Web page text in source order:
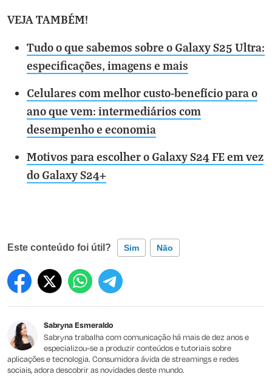
VEJA TAMBÉM!
Tudo o que sabemos sobre o Galaxy S25 Ultra:
especificações, imagens e mais
Celulares com melhor custo-benefício para o
ano que vem: intermediários com
desempenho e economia
Motivos para escolher o Galaxy S24 FE em vez
do Galaxy S24+
Este conteúdo foi útil? Sim Não
Este conteúdo contém informação incorreta
Outro
Sabryna Esmeraldo
Sabryna trabalha com comunicação há mais de dez anos e
especializou-se a produzir conteúdos e tutoriais sobre
aplicações e tecnologia. Consumidora ávida de streamings e redes
sociais, adora descobrir as novidades deste mundo.